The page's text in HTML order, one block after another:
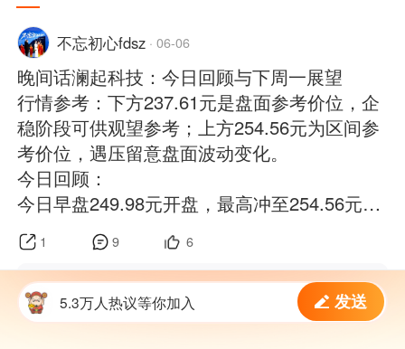
不忘初心fdsz · 06-06
晚间话澜起科技：今日回顾与下周一展望
行情参考：下方237.61元是盘面参考价位，企
稳阶段可供观望参考；上方254.56元为区间参
考价位，遇压留意盘面波动变化。
今日回顾：
今日早盘249.98元开盘，最高冲至254.56元，
最低下探237.61元，最终收盘239.39元，下跌
7.81%，单日振幅6.53%，股价全天运行区间
集中在237.61-254.56元。全天成交量69.24万
手，成交额170...
1 9 6
琴心剑胆v92iyc: 1
偶然HLL: 1
5.3万人热议等你加入 发送